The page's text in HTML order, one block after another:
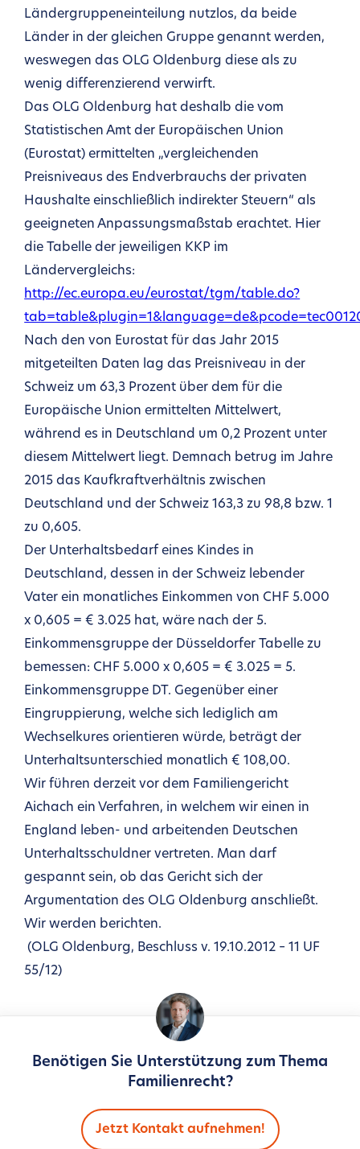
Ländergruppeneinteilung nutzlos, da beide
Länder in der gleichen Gruppe genannt werden,
weswegen das OLG Oldenburg diese als zu
wenig differenzierend verwirft.
Das OLG Oldenburg hat deshalb die vom
Statistischen Amt der Europäischen Union
(Eurostat) ermittelten „vergleichenden
Preisniveaus des Endverbrauchs der privaten
Haushalte einschließlich indirekter Steuern“ als
geeigneten Anpassungsmaßstab erachtet. Hier
die Tabelle der jeweiligen KKP im
Ländervergleichs:
http://ec.europa.eu/eurostat/tgm/table.do?
Nach den von Eurostat für das Jahr 2015
mitgeteilten Daten lag das Preisniveau in der
Schweiz um 63,3 Prozent über dem für die
Europäische Union ermittelten Mittelwert,
während es in Deutschland um 0,2 Prozent unter
diesem Mittelwert liegt. Demnach betrug im Jahre
2015 das Kaufkraftverhältnis zwischen
Deutschland und der Schweiz 163,3 zu 98,8 bzw. 1
zu 0,605.
Der Unterhaltsbedarf eines Kindes in
Deutschland, dessen in der Schweiz lebender
Vater ein monatliches Einkommen von CHF 5.000
x 0,605 = € 3.025 hat, wäre nach der 5.
Einkommensgruppe der Düsseldorfer Tabelle zu
bemessen: CHF 5.000 x 0,605 = € 3.025 = 5.
Einkommensgruppe DT. Gegenüber einer
Eingruppierung, welche sich lediglich am
Wechselkures orientieren würde, beträgt der
Unterhaltsunterschied monatlich € 108,00.
Wir führen derzeit vor dem Familiengericht
Aichach ein Verfahren, in welchem wir einen in
England leben- und arbeitenden Deutschen
Unterhaltsschuldner vertreten. Man darf
gespannt sein, ob das Gericht sich der
Argumentation des OLG Oldenburg anschließt.
Wir werden berichten.
(OLG Oldenburg, Beschluss v. 19.10.2012 – 11 UF
55/12)
Benötigen Sie Unterstützung zum Thema
Familienrecht?
Jetzt Kontakt aufnehmen!